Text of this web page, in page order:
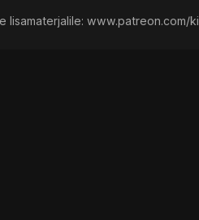
lisamaterjalile: www.patreon.com/